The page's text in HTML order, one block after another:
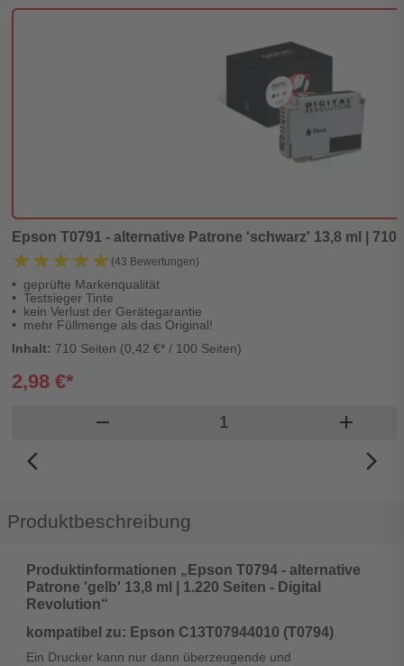
Epson T0791 - alternative Patrone 'schwarz' 13,8 ml |
★★★★★
★★★★★ (43 Bewertungen)
geprüfte Markenqualität
Testsieger Tinte
kein Verlust der Gerätegarantie
mehr Füllmenge als das Original!
Inhalt: 710 Seiten (0,42 €* / 100 Seiten)
2,98 €*
remove Produkt Warenkorb
add
arrow_back_ios_new
arrow_forward_ios
Produktbeschreibung
Produktinformationen „Epson T0794 - alternative
Patrone 'gelb' 13,8 ml | 1.220 Seiten - Digital
Revolution“
kompatibel zu: Epson C13T07944010 (T0794)
Ein Drucker kann nur dann überzeugende und